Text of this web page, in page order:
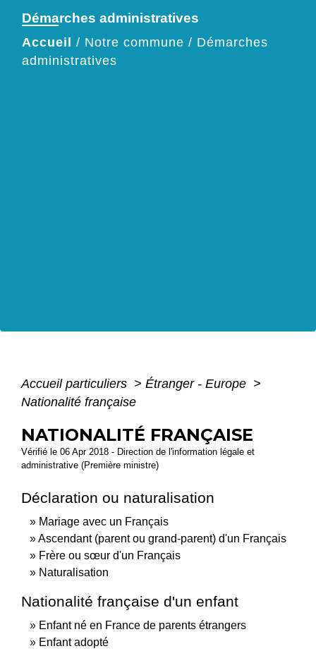
Démarches administratives
Accueil / Notre commune / Démarches
administratives
Accueil particuliers > Étranger - Europe >
Nationalité française
NATIONALITÉ FRANÇAISE
Vérifié le 06 Apr 2018 - Direction de l'information légale et
administrative (Première ministre)
Déclaration ou naturalisation
Mariage avec un Français
Ascendant (parent ou grand-parent) d'un Français
Frère ou sœur d'un Français
Naturalisation
Nationalité française d'un enfant
Enfant né en France de parents étrangers
Enfant adopté